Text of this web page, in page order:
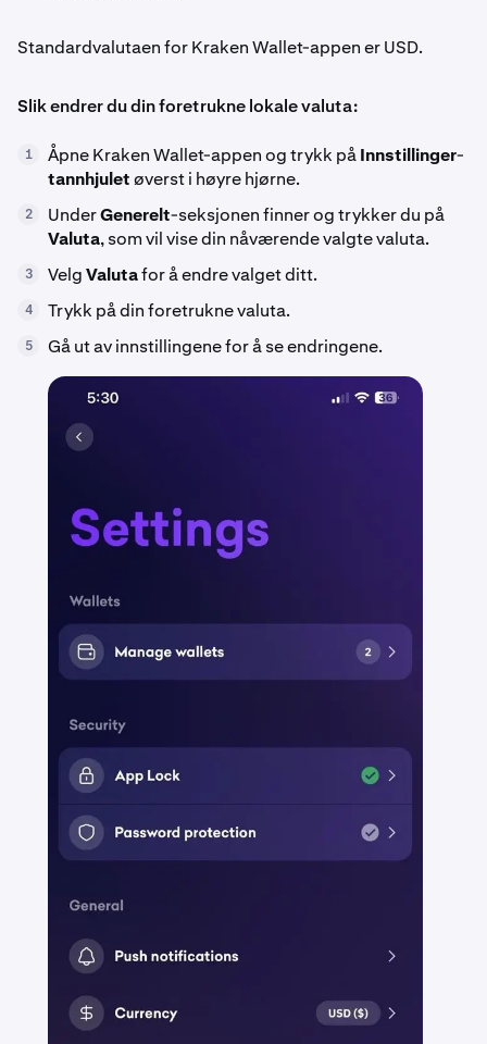
Standardvalutaen for Kraken Wallet-appen er USD.
Slik endrer du din foretrukne lokale valuta:
1 Åpne Kraken Wallet-appen og trykk påInnstillinger-
tannhjuletøverst i høyre hjørne.
2 UnderGenerelt-seksjonen finner og trykker du på
Valuta, som vil vise din nåværende valgte valuta.
3 VelgValutafor å endre valget ditt.
4 Trykk på din foretrukne valuta.
5 Gå ut av innstillingene for å se endringene.